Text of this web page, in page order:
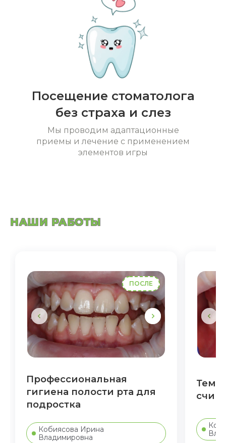
Посещение стоматолога
без страха и слез
Мы проводим адаптационные
приемы и лечение с применением
элементов игры
НАШИ РАБОТЫ
ПОСЛЕ
Профессиональная
гигиена полости рта для
подростка
Кобиясова Ирина
Владимировна